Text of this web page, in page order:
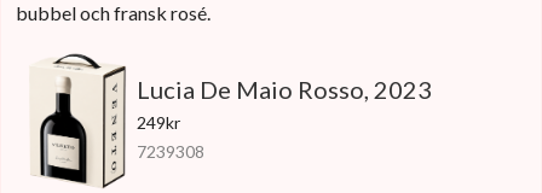
bubbel och fransk rosé.
Lucia De Maio Rosso, 2023
249kr
7239308